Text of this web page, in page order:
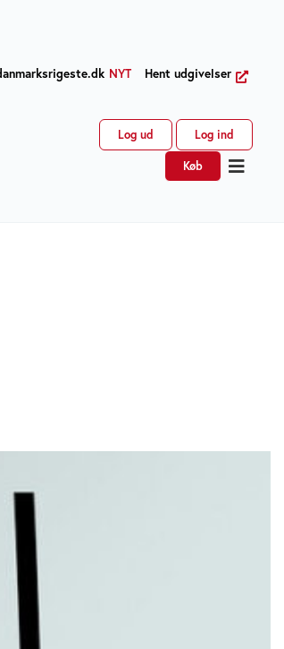
NYT Hent udgivelser
Log ud Log ind
Køb